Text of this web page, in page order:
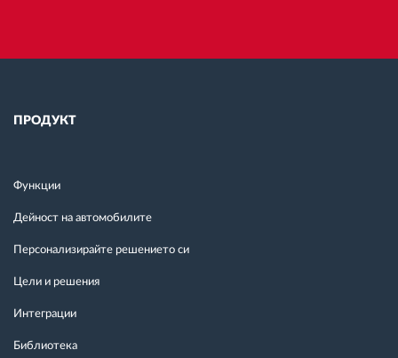
ПРОДУКТ
Функции
Дейност на автомобилите
Персонализирайте решението си
Цели и решения
Интеграции
Библиотека